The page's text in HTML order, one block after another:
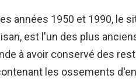
années 1950 et 1990, le
est l'un des plus
à avoir conservé des
les ossements